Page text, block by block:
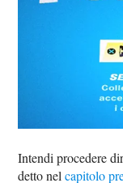
Intendi procedere
detto nelcapitolo